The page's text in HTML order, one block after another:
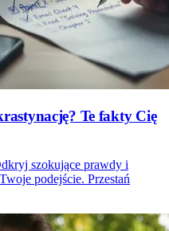
Te fakty Cię
szokujące prawdy i
podejście. Przestań